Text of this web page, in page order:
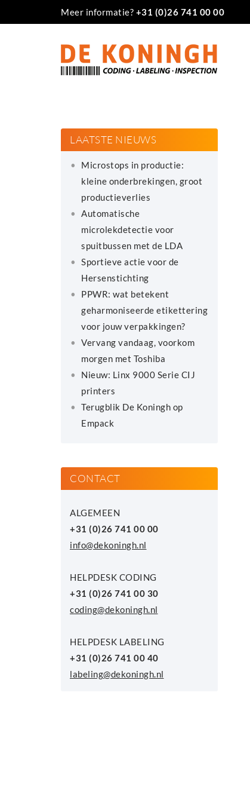
Meer informatie? +31 (0)26 741 00 00
LAATSTE NIEUWS
Microstops in productie:
kleine onderbrekingen, groot
productieverlies
Automatische
microlekdetectie voor
spuitbussen met de LDA
Sportieve actie voor de
Hersenstichting
PPWR: wat betekent
geharmoniseerde etikettering
voor jouw verpakkingen?
Vervang vandaag, voorkom
morgen met Toshiba
Nieuw: Linx 9000 Serie CIJ
printers
Terugblik De Koningh op
Empack
CONTACT
ALGEMEEN
+31 (0)26 741 00 00
info@dekoningh.nl
HELPDESK CODING
+31 (0)26 741 00 30
coding@dekoningh.nl
HELPDESK LABELING
+31 (0)26 741 00 40
labeling@dekoningh.nl